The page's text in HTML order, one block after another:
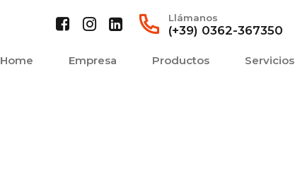
Llámanos
(+39) 0362-367350
Home Empresa Productos Servicios